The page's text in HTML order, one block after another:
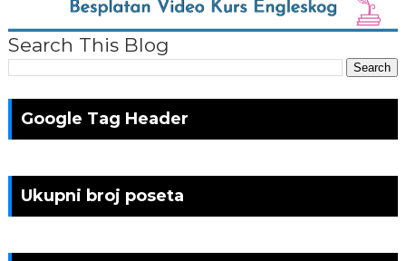
Search This Blog
Google Tag Header
Ukupni broj poseta